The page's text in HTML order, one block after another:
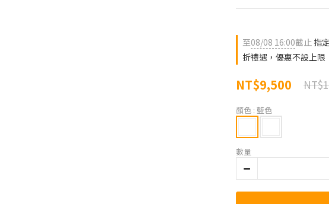
至08/08 16:00截止 指
折禮遇，優惠不設上限
NT$9,500
顏色 : 藍色
數量